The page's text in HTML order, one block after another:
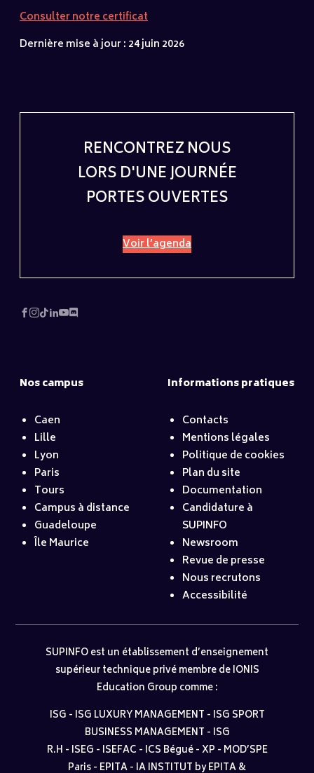
Consulter notre certificat
Dernière mise à jour : 24 juin 2026
RENCONTREZ NOUS
LORS D'UNE JOURNÉE
PORTES OUVERTES
Voir l’agenda
Nos campus
Caen
Lille
Lyon
Paris
Tours
Campus à distance
Guadeloupe
Île Maurice
Informations pratiques
Contacts
Mentions légales
Politique de cookies
Plan du site
Documentation
Candidature à
SUPINFO
Newsroom
Revue de presse
Nous recrutons
Accessibilité
SUPINFO est un établissement d’enseignement
supérieur technique privé membre de IONIS
Education Group comme :
ISG - ISG LUXURY MANAGEMENT - ISG SPORT
BUSINESS MANAGEMENT - ISG
R.H - ISEG - ISEFAC - ICS Bégué-XP - MOD’SPE
Paris- EPITA- IA INSTITUT by EPITA &